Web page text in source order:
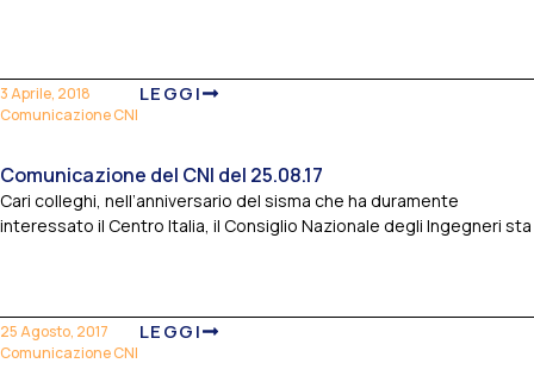
3 Aprile, 2018
Comunicazione CNI
LEGGI
Comunicazione del CNI del 25.08.17
Cari colleghi, nell’anniversario del sisma che ha duramente
interessato il Centro Italia, il Consiglio Nazionale degli Ingegneri sta
25 Agosto, 2017
Comunicazione CNI
LEGGI